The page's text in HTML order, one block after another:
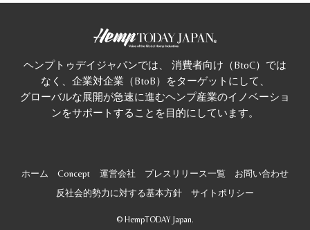
ヘンプトゥデイジャパンでは、 消費者向け（BtoC）では
なく、企業対企業（BtoB）をターゲットにして、
グローバルな展開が急速に進むヘンプ産業のイノベーショ
ンをサポートすることを目的にしています。
ホーム Concept 運営会社 プレスリリース一覧
お問い合わせ
反社会的勢力に対する基本方針
サイトポリシー
© HempTODAY Japan.